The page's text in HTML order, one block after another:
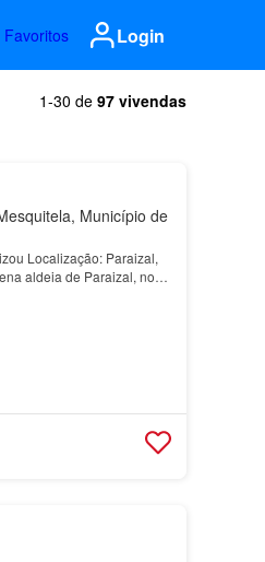
Favoritos Login
1-30 de 97 vivendas
Município de
Localização: Paraizal,
aldeia de Paraizal, no